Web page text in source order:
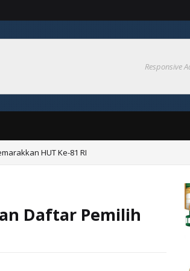
Responsive
Peringatan HUT ke-81 RI
Daftar Pemilih